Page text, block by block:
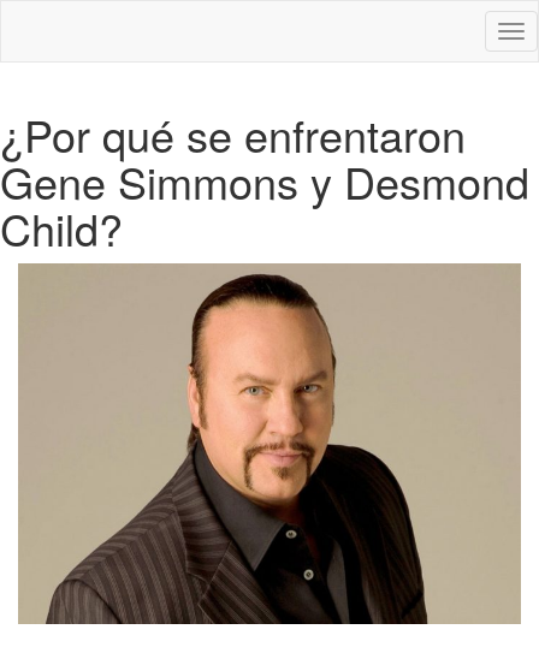
¿Por qué se enfrentaron
Gene Simmons y Desmond
Child?